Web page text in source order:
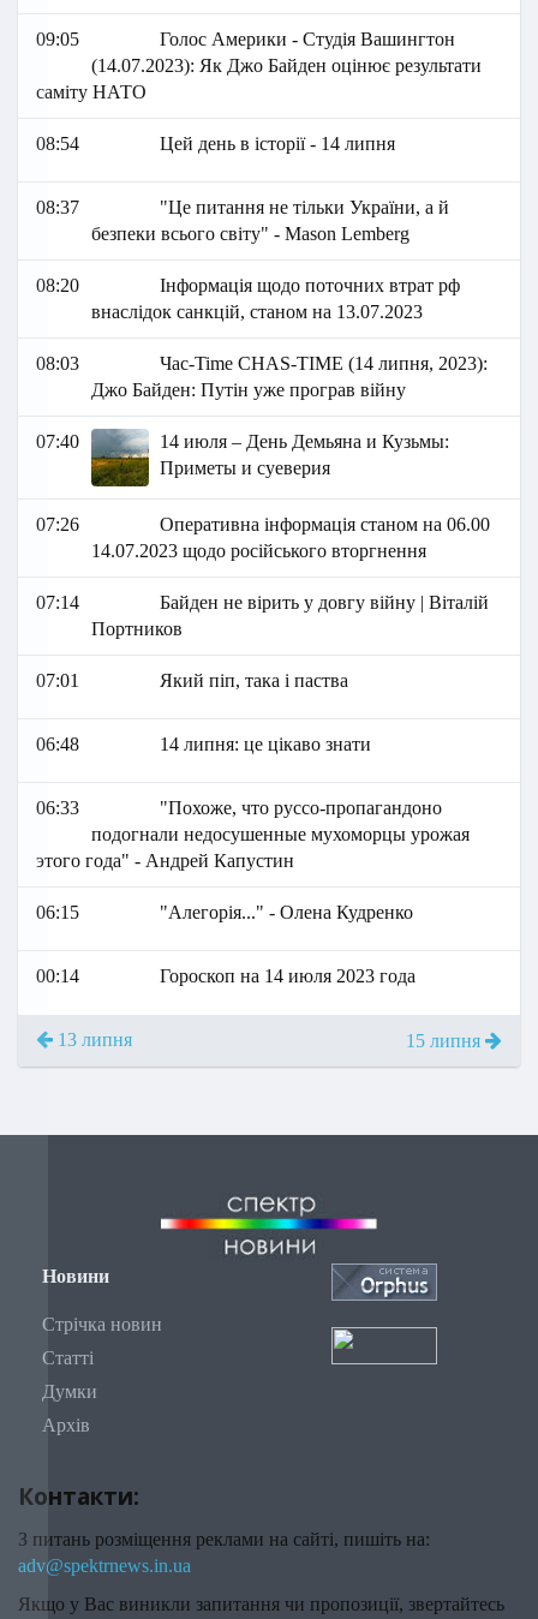
09:05
Голос Америки - Студія Вашингтон
(14.07.2023): Як Джо Байден оцінює результати
саміту НАТО
08:54 Цей день в історії - 14 липня
08:37
"Це питання не тільки України, а й
безпеки всього світу" - Mason Lemberg
08:20
Інформація щодо поточних втрат рф
внаслідок санкцій, станом на 13.07.2023
08:03
Час-Time CHAS-TIME (14 липня, 2023):
Джо Байден: Путін уже програв війну
07:40
14 июля – День Демьяна и Кузьмы:
Приметы и суеверия
07:26
Оперативна інформація станом на 06.00
14.07.2023 щодо російського вторгнення
07:14
Байден не вірить у довгу війну | Віталій
Портников
07:01 Який піп, така і паства
06:48 14 липня: це цікаво знати
06:33
"Похоже, что руссо-пропагандоно
подогнали недосушенные мухоморцы урожая
этого года" - Андрей Капустин
06:15 "Алегорія..." - Олена Кудренко
00:14 Гороскоп на 14 июля 2023 года
13 липня 15 липня
Новини
Стрічка новин
Статті
Думки
Архів
Контакти:
З питань розміщення реклами на сайті, пишіть на:
adv@spektrnews.in.ua
Якщо у Вас виникли запитання чи пропозиції, звертайтесь